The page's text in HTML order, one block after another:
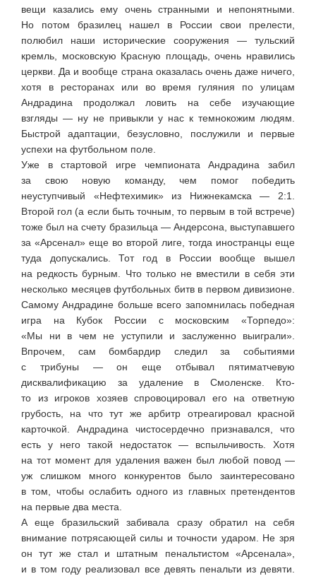
вещи казались ему очень странными и непонятными.
Но потом бразилец нашел в России свои прелести,
полюбил наши исторические сооружения — тульский
кремль, московскую Красную площадь, очень нравились
церкви. Да и вообще страна оказалась очень даже ничего,
хотя в ресторанах или во время гуляния по улицам
Андрадина продолжал ловить на себе изучающие
взгляды — ну не привыкли у нас к темнокожим людям.
Быстрой адаптации, безусловно, послужили и первые
успехи на футбольном поле.
Уже в стартовой игре чемпионата Андрадина забил
за свою новую команду, чем помог победить
неуступчивый «Нефтехимик» из Нижнекамска — 2:1.
Второй гол (а если быть точным, то первым в той встрече)
тоже был на счету бразильца — Андерсона, выступавшего
за «Арсенал» еще во второй лиге, тогда иностранцы еще
туда допускались. Тот год в России вообще вышел
на редкость бурным. Что только не вместили в себя эти
несколько месяцев футбольных битв в первом дивизионе.
Самому Андрадине больше всего запомнилась победная
игра на Кубок России с московским «Торпедо»:
«Мы ни в чем не уступили и заслуженно выиграли».
Впрочем, сам бомбардир следил за событиями
с трибуны — он еще отбывал пятиматчевую
дисквалификацию за удаление в Смоленске. Кто-
то из игроков хозяев спровоцировал его на ответную
грубость, на что тут же арбитр отреагировал красной
карточкой. Андрадина чистосердечно признавался, что
есть у него такой недостаток — вспыльчивость. Хотя
на тот момент для удаления важен был любой повод —
уж слишком много конкурентов было заинтересовано
в том, чтобы ослабить одного из главных претендентов
на первые два места.
А еще бразильский забивала сразу обратил на себя
внимание потрясающей силы и точности ударом. Не зря
он тут же стал и штатным пенальтистом «Арсенала»,
и в том году реализовал все девять пенальти из девяти.